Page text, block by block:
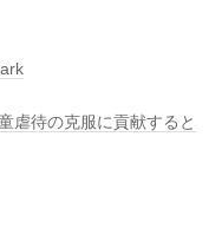
虐待の克服に貢献すると